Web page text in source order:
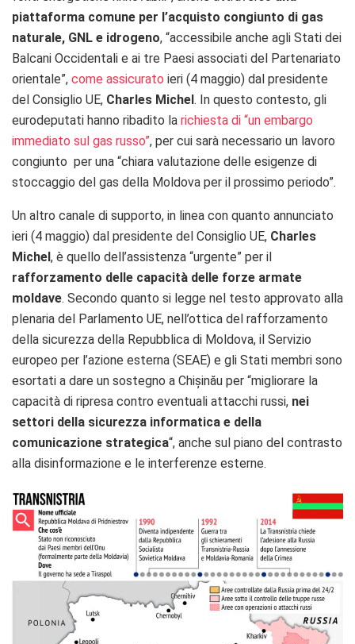
piattaforma comune per l’acquisto congiunto di gas
naturale, GNL e idrogeno, “accessibile anche agli Stati dei
Balcani Occidentali e ai tre Paesi associati del Partenariato
orientale”, come assicurato ieri (4 maggio) dal presidente
del Consiglio UE, Charles Michel. In questo contesto, gli
eurodeputati hanno ribadito la richiesta di “un embargo
immediato sul gas russo”, per cui sarà necessario un lavoro
congiunto per una “chiara valutazione delle esigenze di
stoccaggio del gas della Moldova per il prossimo periodo”.
Un altro canale di supporto, in linea con quanto annunciato
ieri (4 maggio) dal presidente del Consiglio UE, Charles
Michel, è quello dell’assistenza “urgente” per il
rafforzamento delle capacità delle forze armate
moldave. Secondo quanto si legge nel testo approvato alla
plenaria del Parlamento UE, nell’ottica del rafforzamento
della sicurezza della Repubblica di Moldova, il Servizio
europeo per l’azione esterna (SEAE) e gli Stati membri sono
esortati a dare un sostegno a Chișinău per “migliorare la
capacità di ripresa contro eventuali attacchi russi, nei
settori della sicurezza informatica e della
comunicazione strategica“, anche sul piano del contrasto
alla disinformazione e le interferenze esterne.